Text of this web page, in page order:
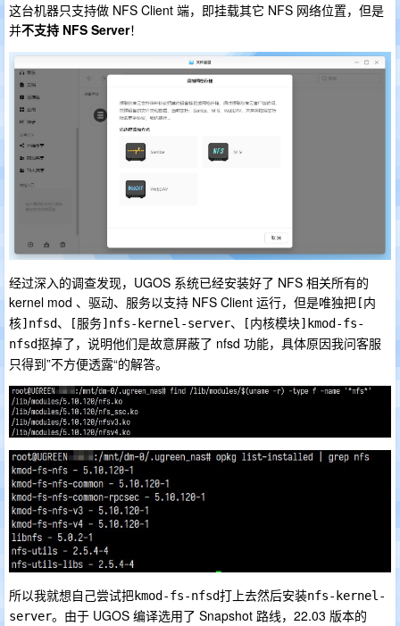
这台机器只支持做 NFS Client 端，即挂载其它 NFS 网络位置，但是
并不支持 NFS Server！
经过深入的调查发现，UGOS 系统已经安装好了 NFS 相关所有的
kernel mod 、驱动、服务以支持 NFS Client 运行，但是唯独把 [内
核]nfsd、 [服务]nfs-kernel-server、
[内核模块]kmod-fs-
nfsd抠掉了，说明他们是故意屏蔽了 nfsd 功能，具体原因我问客服
只得到”不方便透露“的解答。
所以我就想自己尝试把kmod-fs-nfsd打上去然后安装nfs-kernel-
server。由于 UGOS 编译选用了 Snapshot 路线，22.03 版本的